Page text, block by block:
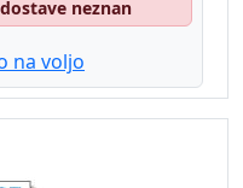
neznan
na voljo